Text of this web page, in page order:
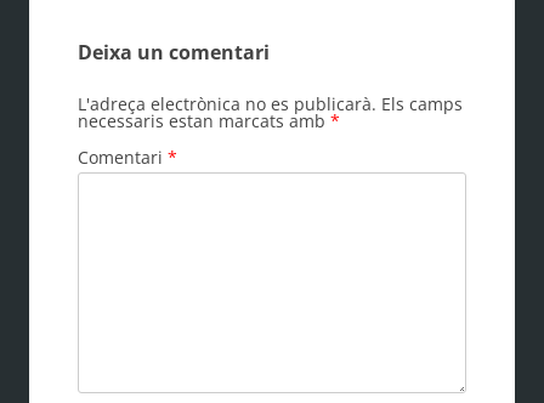
Deixa un comentari
L'adreça electrònica no es publicarà. Els camps
necessaris estan marcats amb *
Comentari *